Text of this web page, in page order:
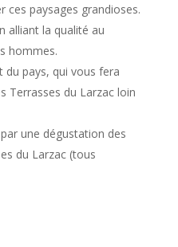
ces paysages grandioses.
alliant la qualité au
hommes.
du pays, qui vous fera
Terrasses du Larzac loin
une dégustation des
du Larzac (tous